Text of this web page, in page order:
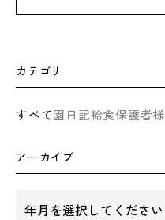
カテゴリ
すべて園日記給食保護者様
アーカイブ